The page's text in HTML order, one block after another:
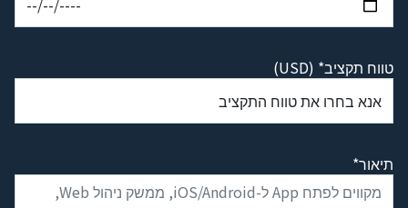
טווח תקציב* (USD)
תיאור*